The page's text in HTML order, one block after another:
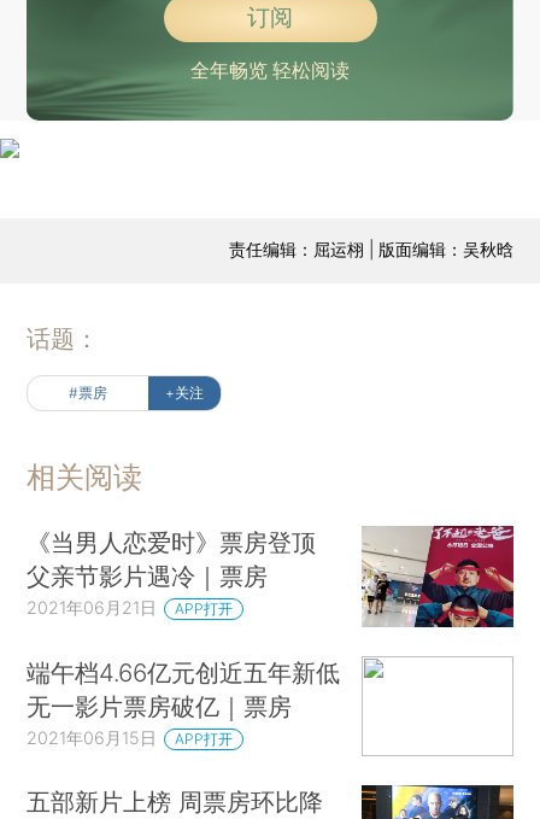
订阅
全年畅览 轻松阅读
责任编辑：屈运栩 | 版面编辑：吴秋晗
话题：
#票房 +关注
相关阅读
《当男人恋爱时》票房登顶
父亲节影片遇冷｜票房
2021年06月21日 APP打开
端午档4.66亿元创近五年新低
无一影片票房破亿｜票房
2021年06月15日 APP打开
五部新片上榜 周票房环比降